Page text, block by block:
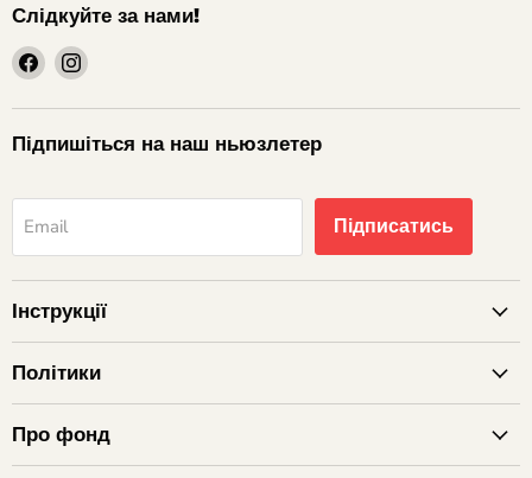
Слідкуйте за нами!
шукайте
нас
на
Facebook
шукайте
на
Instagram
Підпишіться на наш ньюзлетер
Email Підписатись
Інструкції
Політики
Про фонд